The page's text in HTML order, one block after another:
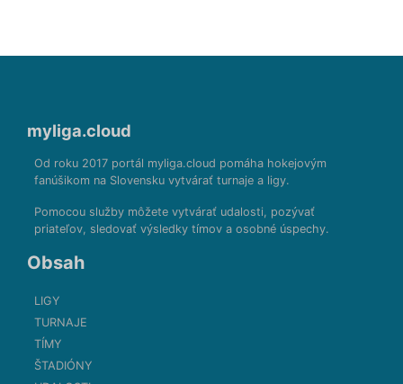
myliga.cloud
Od roku 2017 portál myliga.cloud pomáha hokejovým
fanúšikom na Slovensku vytvárať turnaje a ligy.
Pomocou služby môžete vytvárať udalosti, pozývať
priateľov, sledovať výsledky tímov a osobné úspechy.
Obsah
LIGY
TURNAJE
TÍMY
ŠTADIÓNY